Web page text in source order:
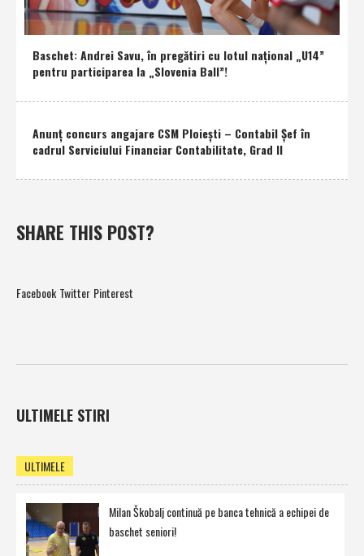
Baschet: Andrei Savu, în pregătiri cu lotul naţional „U14”
pentru participarea la „Slovenia Ball”!
Anunţ concurs angajare CSM Ploieşti – Contabil Şef în
cadrul Serviciului Financiar Contabilitate, Grad II
SHARE THIS POST?
Facebook Twitter Pinterest
ULTIMELE STIRI
ULTIMELE
Milan Škobalj continuă pe banca tehnică a echipei de
baschet seniori!